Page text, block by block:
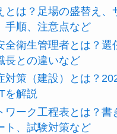
とは？足場の盛替え、
手順、注意点など
全衛生管理者とは？選
長との違いなど
対策（建設）とは？
を解説
ワーク工程表とは？書
ト、試験対策など